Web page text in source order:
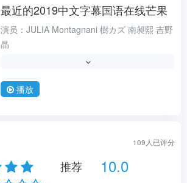
动作
最近的2019中文字幕国语在线芒果
演员： JULIA Montagnani 樹カズ 南昶熙 吉野
晶
类型：,机战
状态：TS
年份： 1987
语言： 法语
播放
109 人已评分
推荐 10.0